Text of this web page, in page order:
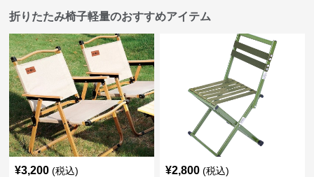
折りたたみ椅子軽量のおすすめアイテム
¥3,200 (税込) ¥2,800 (税込)